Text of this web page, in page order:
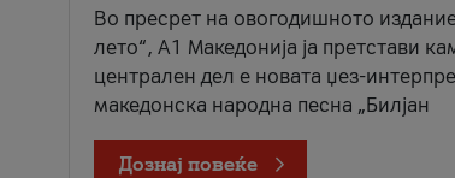
Во пресрет на овогодишното
лето“, А1 Македонија ја претстави
централен дел е новата џез-
македонска народна песна „Билјан
Дознај повеќе